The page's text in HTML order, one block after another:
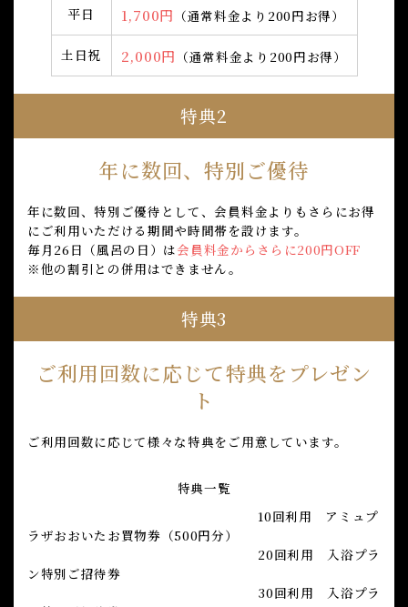
平日 1,700円 （通常料金より200円お得）
土日祝 2,000円 （通常料金より200円お得）
特典2
年に数回、特別ご優待
年に数回、特別ご優待として、会員料金よりもさらにお得
にご利用いただける期間や時間帯を設けます。
毎月26日（風呂の日）は会員料金からさらに200円OFF
※他の割引との併用はできません。
特典3
ご利用回数に応じて特典をプレゼン
ト
ご利用回数に応じて様々な特典をご用意しています。
特典一覧
10回利用 アミュプ
ラザおおいたお買物券（500円分）
20回利用 入浴プラ
ン特別ご招待券
30回利用 入浴プラ